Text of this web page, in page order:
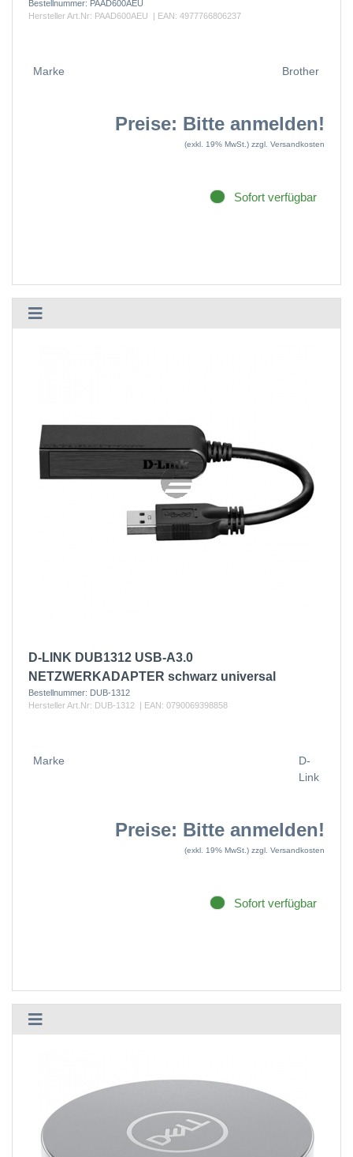
Bestellnummer: PAAD600AEU
Hersteller Art.Nr: PAAD600AEU | EAN: 4977766806237
Marke Brother
Preise: Bitte anmelden!
(exkl. 19% MwSt.) zzgl. Versandkosten
Sofort verfügbar
D-LINK DUB1312 USB-A3.0
NETZWERKADAPTER schwarz universal
Bestellnummer: DUB-1312
Hersteller Art.Nr: DUB-1312 | EAN: 0790069398858
Marke
D-
Link
Preise: Bitte anmelden!
(exkl. 19% MwSt.) zzgl. Versandkosten
Sofort verfügbar